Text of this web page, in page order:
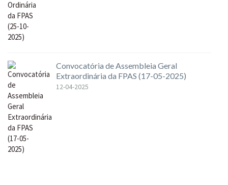
Convocatória de Assembleia Geral
Extraordinária da FPAS (17-05-2025)
12-04-2025